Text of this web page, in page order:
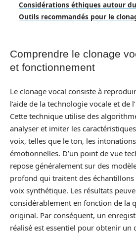
Considérations éthiques autour
Outils recommandés pour le
Comprendre le clonage
et fonctionnement
Le clonage vocal consiste à
l’aide de la technologie vocale et de
Cette technique utilise des
analyser et imiter les
voix, telles que le ton, les
émotionnelles. D’un point de vue
repose généralement sur des
profond qui traitent des
voix synthétique. Les résultats
considérablement en fonction de la
original. Par conséquent, un
réalisé est essentiel pour obtenir un